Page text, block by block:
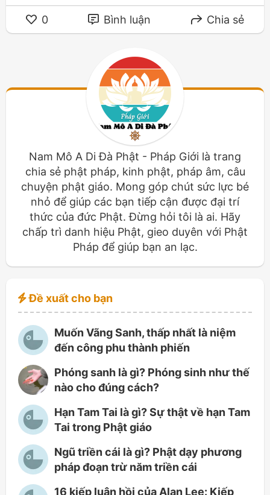
0 Bình luận Chia sẻ
Nam Mô A Di Đà Phật - Pháp Giới là trang
chia sẻ phật pháp, kinh phật, pháp âm, câu
chuyện phật giáo. Mong góp chút sức lực bé
nhỏ để giúp các bạn tiếp cận được đại trí
thức của đức Phật. Đừng hỏi tôi là ai. Hãy
chấp trì danh hiệu Phật, gieo duyên với Phật
Pháp để giúp bạn an lạc.
Đề xuất cho bạn
Muốn Vãng Sanh, thấp nhất là niệm
đến công phu thành phiến
Phóng sanh là gì? Phóng sinh như thế
nào cho đúng cách?
Hạn Tam Tai là gì? Sự thật về hạn Tam
Tai trong Phật giáo
Ngũ triền cái là gì? Phật dạy phương
pháp đoạn trừ năm triền cái
16 kiếp luân hồi của Alan Lee: Kiếp